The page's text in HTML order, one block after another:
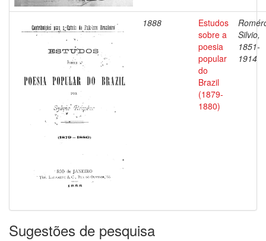
1888
Estudos
sobre a
poesia
popular
do
Brazil
(1879-
1880)
Silvio,
1851-
1914
Sugestões de pesquisa